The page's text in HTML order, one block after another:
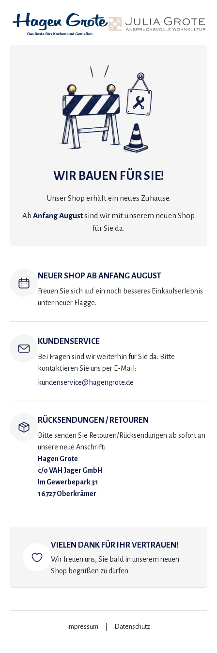
WIR BAUEN FÜR SIE!
Unser Shop erhält ein neues Zuhause.
Ab Anfang Augustsind wir mit unserem neuen Shop
für Sie da.
NEUER SHOP AB ANFANG AUGUST
Freuen Sie sich auf ein noch besseres Einkaufserlebnis
unter neuer Flagge.
KUNDENSERVICE
Bei Fragen sind wir weiterhin für Sie da. Bitte
kontaktieren Sie uns per E-Mail:
kundenservice@hagengrote.de
RÜCKSENDUNGEN / RETOUREN
Bitte senden Sie Retouren/Rücksendungen ab sofort an
unsere neue Anschrift:
Hagen Grote
c/o VAH Jager GmbH
Im Gewerbepark 31
16727 Oberkrämer
VIELEN DANK FÜR IHR VERTRAUEN!
Wir freuen uns, Sie bald in unserem neuen
Shop begrüßen zu dürfen.
Impressum Datenschutz